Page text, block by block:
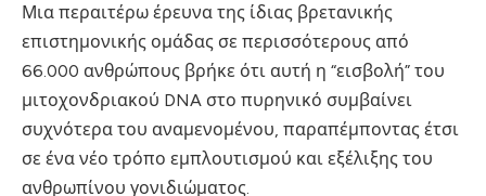
Μια περαιτέρω έρευνα της ίδιας βρετανικής
επιστημονικής ομάδας σε περισσότερους από
66.000 ανθρώπους βρήκε ότι αυτή η “εισβολή” του
μιτοχονδριακού DNA στο πυρηνικό συμβαίνει
συχνότερα του αναμενομένου, παραπέμποντας έτσι
σε ένα νέο τρόπο εμπλουτισμού και εξέλιξης του
ανθρωπίνου γονιδιώματος.